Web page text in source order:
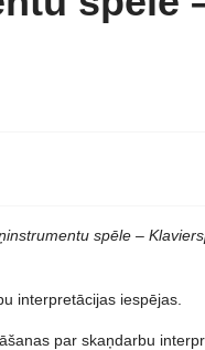
spēle –
interpretācijas iespējas.
par skaņdarbu